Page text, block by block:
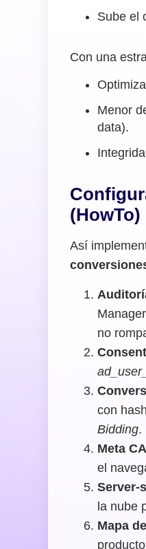
Sube el
Con una
Menor
data).
(HowTo)
Así
no
con
Bidding.
Meta
el
Server-
la nube
Mapa